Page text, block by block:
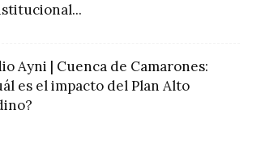
Ayni | Cuenca de Camarones:
es el impacto del Plan Alto